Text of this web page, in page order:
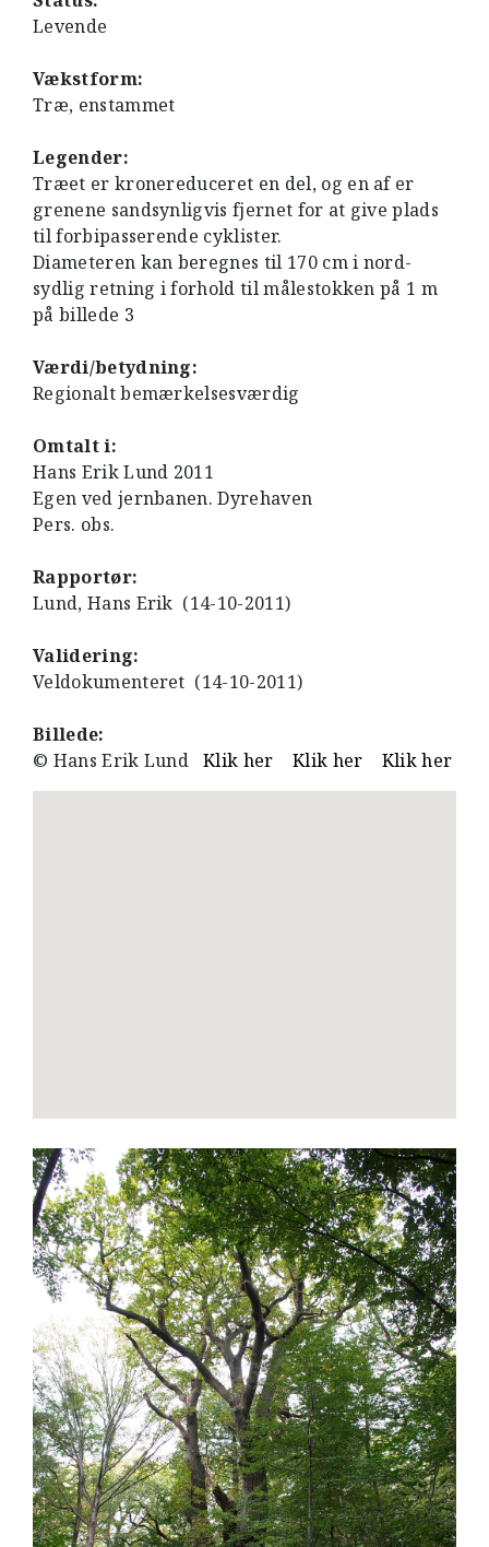
Levende
Vækstform:
Træ, enstammet
Legender:
Træet er kronereduceret en del, og en af er
grenene sandsynligvis fjernet for at give plads
til forbipasserende cyklister.
Diameteren kan beregnes til 170 cm i nord-
sydlig retning i forhold til målestokken på 1 m
på billede 3
Værdi/betydning:
Regionalt bemærkelsesværdig
Omtalt i:
Hans Erik Lund 2011
Egen ved jernbanen. Dyrehaven
Pers. obs.
Rapportør:
Lund, Hans Erik (14-10-2011)
Validering:
Veldokumenteret (14-10-2011)
Billede:
© Hans Erik LundKlik her Klik her Klik her